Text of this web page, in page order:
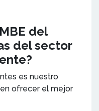
del
del sector
es nuestro
ofrecer el mejor